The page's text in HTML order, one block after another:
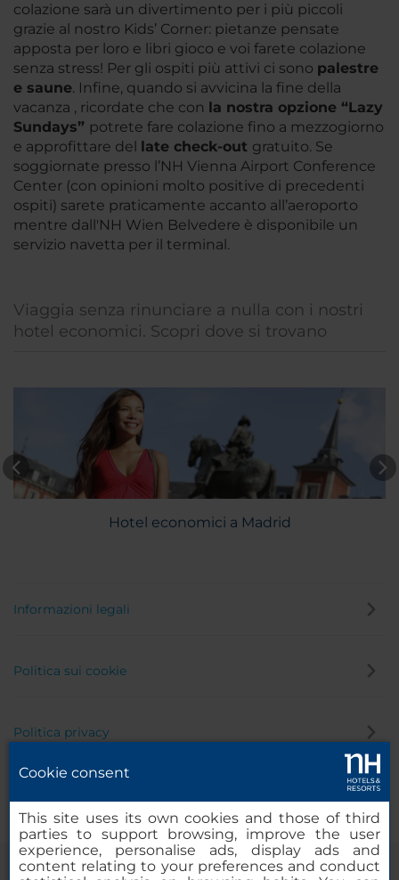
colazione sarà un divertimento per i più piccoli
grazie al nostro Kids’ Corner: pietanze pensate
apposta per loro e libri gioco e voi farete colazione
senza stress! Per gli ospiti più attivi ci sono palestre
e saune. Infine, quando si avvicina la fine della
vacanza , ricordate che con la nostra opzione “Lazy
Sundays” potrete fare colazione fino a mezzogiorno
e approfittare del late check-out gratuito. Se
soggiornate presso l’NH Vienna Airport Conference
Center (con opinioni molto positive di precedenti
ospiti) sarete praticamente accanto all’aeroporto
mentre dall'NH Wien Belvedere è disponibile un
servizio navetta per il terminal.
Viaggia senza rinunciare a nulla con i nostri
hotel economici. Scopri dove si trovano
Hotel economici a Madrid
Informazioni legali
Politica sui cookie
Politica privacy
Cookie consent
This site uses its own cookies and those of third
parties to support browsing, improve the user
experience, personalise ads, display ads and
content relating to your preferences and conduct